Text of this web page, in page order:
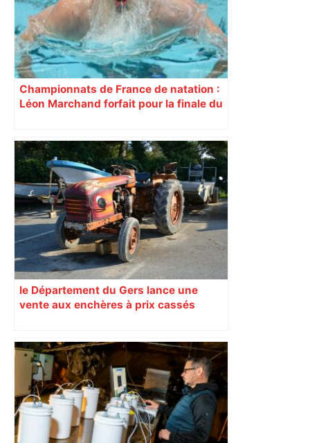
Championnats de France de natation :
Léon Marchand forfait pour la finale du
le Département du Gers lance une
vente aux enchères à prix cassés